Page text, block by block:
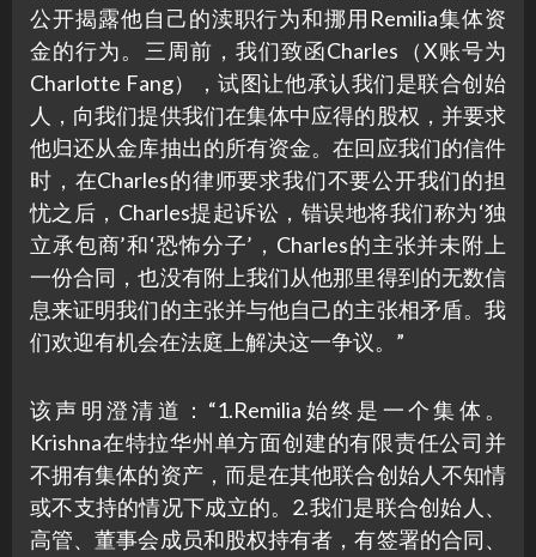
公开揭露他自己的渎职行为和挪用Remilia集体资
金的行为。三周前，我们致函Charles（X账号为
Charlotte Fang），试图让他承认我们是联合创始
人，向我们提供我们在集体中应得的股权，并要求
他归还从金库抽出的所有资金。在回应我们的信件
时，在Charles的律师要求我们不要公开我们的担
忧之后，Charles提起诉讼，错误地将我们称为‘独
立承包商’和‘恐怖分子’，Charles的主张并未附上
一份合同，也没有附上我们从他那里得到的无数信
息来证明我们的主张并与他自己的主张相矛盾。我
们欢迎有机会在法庭上解决这一争议。”
该声明澄清道：“1.Remilia始终是一个集体。
Krishna在特拉华州单方面创建的有限责任公司并
不拥有集体的资产，而是在其他联合创始人不知情
或不支持的情况下成立的。2.我们是联合创始人、
高管、董事会成员和股权持有者，有签署的合同、